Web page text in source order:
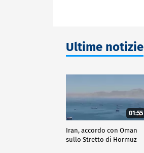
Ultime notizie
01:55
Iran, accordo con Oman
sullo Stretto di Hormuz